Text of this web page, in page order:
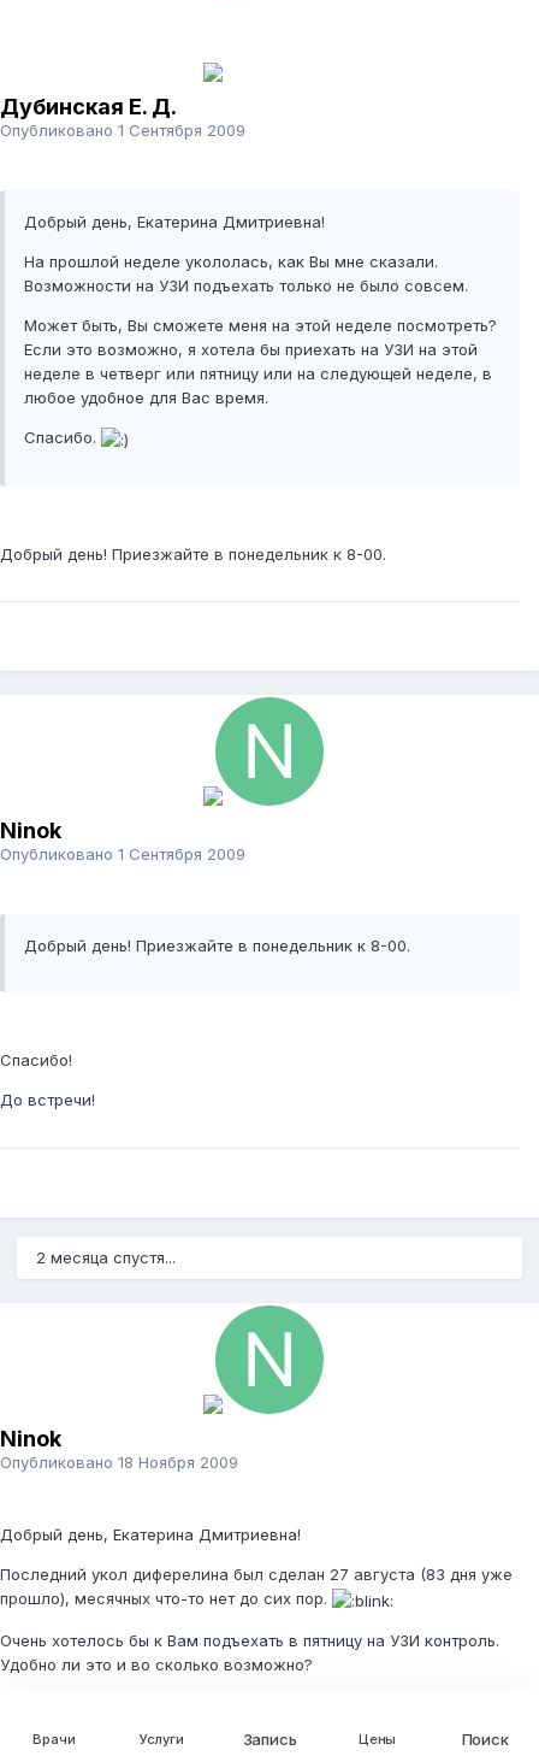
Дубинская Е. Д.
Опубликовано 1 Сентября 2009
Добрый день, Екатерина Дмитриевна!
На прошлой неделе укололась, как Вы мне сказали.
Возможности на УЗИ подъехать только не было совсем.
Может быть, Вы сможете меня на этой неделе посмотреть?
Если это возможно, я хотела бы приехать на УЗИ на этой
неделе в четверг или пятницу или на следующей неделе, в
любое удобное для Вас время.
Спасибо.
Добрый день! Приезжайте в понедельник к 8-00.
Ninok
Опубликовано 1 Сентября 2009
Добрый день! Приезжайте в понедельник к 8-00.
Спасибо!
До встречи!
2 месяца спустя...
Ninok
Опубликовано 18 Ноября 2009
Добрый день, Екатерина Дмитриевна!
Последний укол диферелина был сделан 27 августа (83 дня уже
прошло), месячных что-то нет до сих пор.
Очень хотелось бы к Вам подъехать в пятницу на УЗИ контроль.
Удобно ли это и во сколько возможно?
Врачи Услуги Запись Цены Поиск